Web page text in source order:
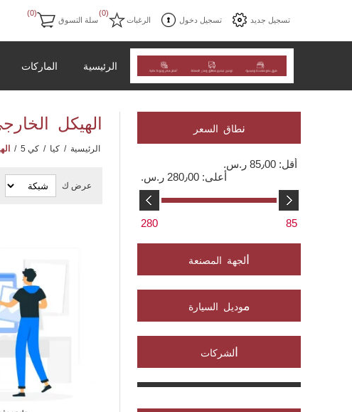
تسجيل جديد تسجيل دخول الرغبات
(0)
سلة التسوق
(0)
الرئيسية الماركات
الهيكل
الرئيسية / كيا / كي 5 /
عرض ك
نطاق السعر
أقل: 85٫00 ر.س.‏
أعلى: 280٫00 ر.س.‏
85
280
لجهة المصنعة
موديل السيارة
لشركات